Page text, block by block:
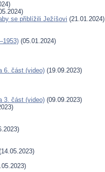
se přiblížili Ježíšovi (21.01.2024)
(05.01.2024)
6. část (video) (19.09.2023)
3. část (video) (09.09.2023)